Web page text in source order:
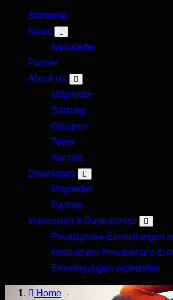
Startseite
News
Newsletter
Partner
About Us
Mitglieder
Satzung
Gruppen
Team
Kontakt
Downloads
Mitglieder
Partner
Impressum & Datenschutz
Privatsphäre-Einstellungen
Historie der Privatsphäre-
Einwilligungen widerrufen
Home -